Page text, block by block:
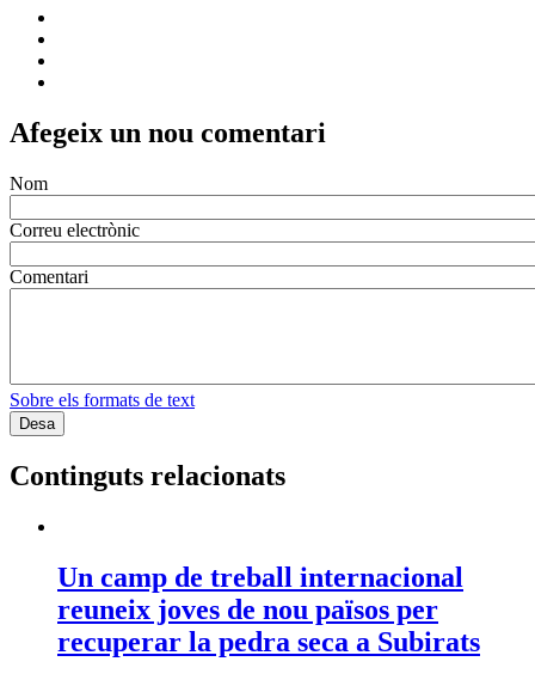
Afegeix un nou comentari
Nom
Correu electrònic
Comentari
Sobre els formats de text
Continguts relacionats
Un camp de treball internacional
reuneix joves de nou països per
recuperar la pedra seca a Subirats